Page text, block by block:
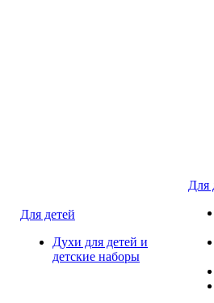
Для детей
Духи для детей и
детские наборы
Для